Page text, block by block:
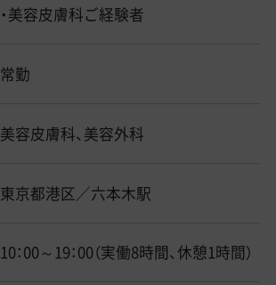
・美容皮膚科ご経験者
常勤
美容皮膚科、美容外科
東京都港区／六本木駅
10：00～19：00（実働8時間、休憩1時間）